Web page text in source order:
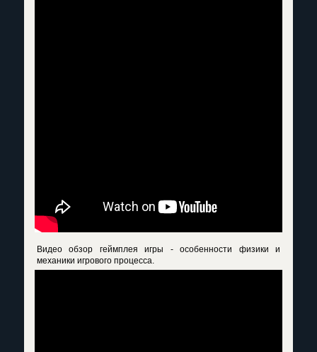
Видео обзор геймплея игры - особенности физики и
механики игрового процесса.